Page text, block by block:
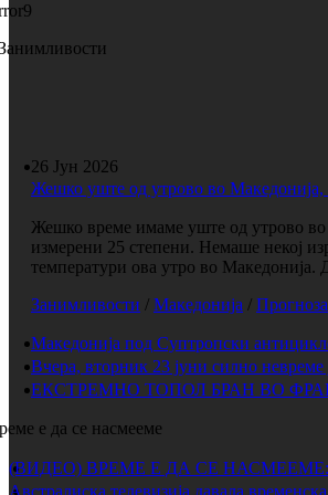
26 Јун 2026
Жешко уште од утрово во Македонија,
Жешко време имаме уште од утрово во
измерени 25 степени. Немаше некој
температури ова утро во Македонија.
Занимливости / Македонија / Прогноза
Македонија под Суптропски
Вчера, вторник 23 јуни силно невреме
ЕКСТРЕМНО ТОПОЛ БРАН ВО
е да се насмееме
(ВИДЕО) ВРЕМЕ Е ДА СЕ